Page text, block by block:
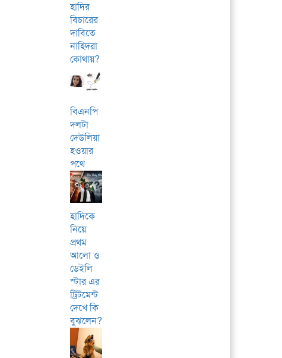
হাদির
বিচারের
দাবিতে
নাহিদরা
কোথায়?
বিএনপি
দলটা
দেউলিয়া
হওয়ার
পথে
হাদিকে
নিয়ে
প্রথম
আলো ও
ডেইলি
স্টার এর
ট্রিটমেন্ট
দেখে কি
বুঝলেন?